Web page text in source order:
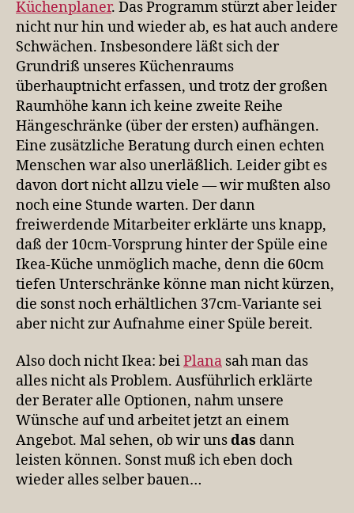
Küchenplaner. Das Programm stürzt aber leider
nicht nur hin und wieder ab, es hat auch andere
Schwächen. Insbesondere läßt sich der
Grundriß unseres Küchenraums
überhauptnicht erfassen, und trotz der großen
Raumhöhe kann ich keine zweite Reihe
Hängeschränke (über der ersten) aufhängen.
Eine zusätzliche Beratung durch einen echten
Menschen war also unerläßlich. Leider gibt es
davon dort nicht allzu viele — wir mußten also
noch eine Stunde warten. Der dann
freiwerdende Mitarbeiter erklärte uns knapp,
daß der 10cm-Vorsprung hinter der Spüle eine
Ikea-Küche unmöglich mache, denn die 60cm
tiefen Unterschränke könne man nicht kürzen,
die sonst noch erhältlichen 37cm-Variante sei
aber nicht zur Aufnahme einer Spüle bereit.
Also doch nicht Ikea: beiPlana sah man das
alles nicht als Problem. Ausführlich erklärte
der Berater alle Optionen, nahm unsere
Wünsche auf und arbeitet jetzt an einem
Angebot. Mal sehen, ob wir unsdas dann
leisten können. Sonst muß ich eben doch
wieder alles selber bauen…